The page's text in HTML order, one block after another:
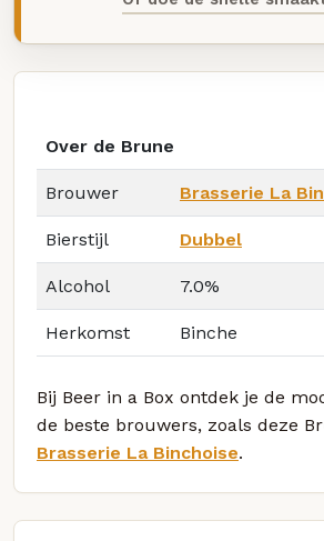
Over de Brune
Brouwer Brasserie La
Bierstijl Dubbel
Alcohol 7.0%
Herkomst Binche
Bij Beer in a Box ontdek je de
de beste brouwers, zoals deze
Brasserie La Binchoise.